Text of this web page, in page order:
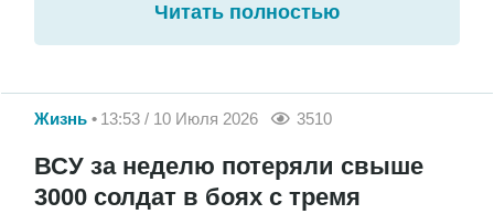
Читать полностью
Жизнь 13:53 / 10 Июля 2026 3510
ВСУ за неделю потеряли свыше
3000 солдат в боях с тремя